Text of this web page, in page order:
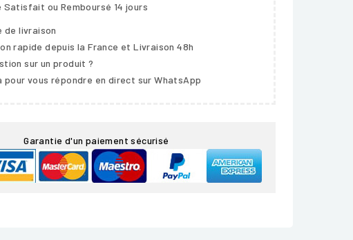
Satisfait ou Remboursé 14 jours
de livraison
rapide depuis la France et Livraison 48h
sur un produit ?
pour vous répondre en direct sur WhatsApp
Garantie d'un paiement sécurisé